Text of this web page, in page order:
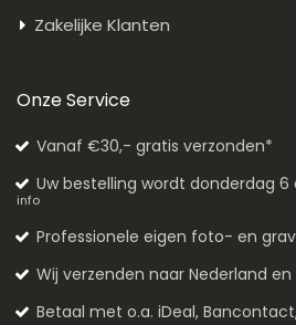
Zakelijke Klanten
Onze Service
Vanaf €30,- gratis verzonden*
Uw bestelling wordt donderdag 6
info
Professionele eigen foto- en
Wij verzenden naar Nederland en
Betaal met o.a. iDeal,